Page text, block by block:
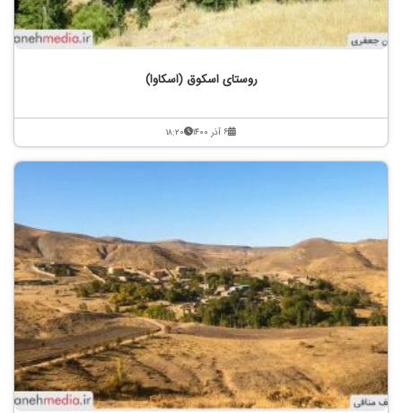
روستای اسکوق (اسکاوا)
۶ آذر ۱۴۰۰ ۱۸:۲۰